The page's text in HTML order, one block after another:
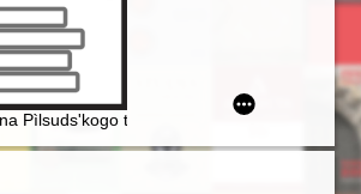
proweniencji = Early printed
z ziem polskich)
1949). Cz. 2 = Forgotten hero - Jan
Pìlsuds'kogo ta Petlûri : minule,